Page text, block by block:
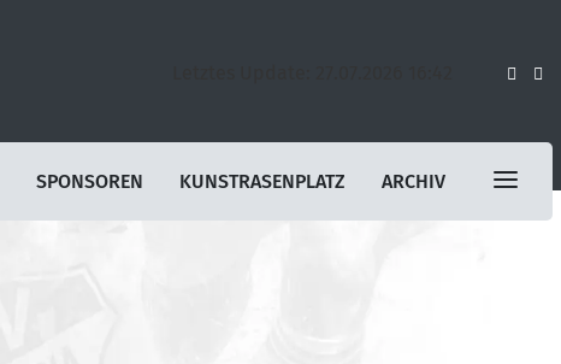
SPONSOREN KUNSTRASENPLATZ ARCHIV